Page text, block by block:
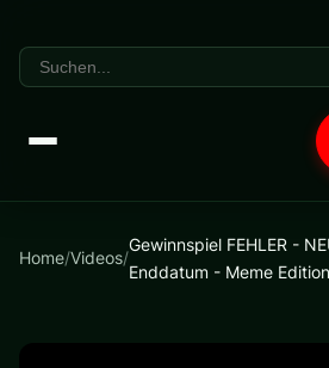
Home/Videos/
Gewinnspiel FEHLER -
Enddatum - Meme Edition